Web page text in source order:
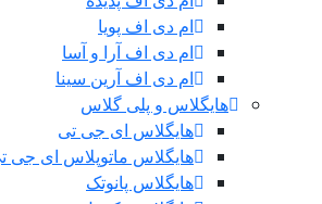
ام دی اف پویا
ام دی اف آرا و آسا
ام دی اف آرین سینا
هایگلاس و پلی گلاس
هایگلاس ای جی تی
هایگلاس ماتوپلاس ای جی تی
هایگلاس پانوتک